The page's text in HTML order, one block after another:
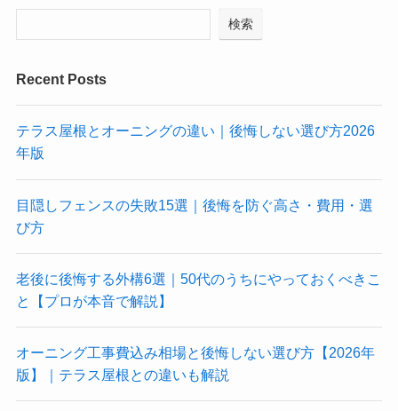
検索
Recent Posts
テラス屋根とオーニングの違い｜後悔しない選び方2026
年版
目隠しフェンスの失敗15選｜後悔を防ぐ高さ・費用・選
び方
老後に後悔する外構6選｜50代のうちにやっておくべきこ
と【プロが本音で解説】
オーニング工事費込み相場と後悔しない選び方【2026年
版】｜テラス屋根との違いも解説